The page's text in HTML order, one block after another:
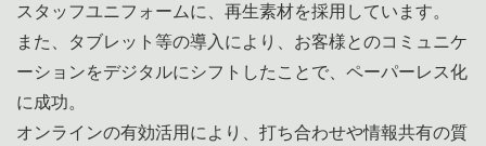
スタッフユニフォームに、再生素材を採用しています。
また、タブレット等の導入により、お客様とのコミュニケ
ーションをデジタルにシフトしたことで、ペーパーレス化
に成功。
オンラインの有効活用により、打ち合わせや情報共有の質